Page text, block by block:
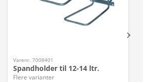
Varenr. 7008401
Spandholder til 12-14 ltr.
Flere varianter